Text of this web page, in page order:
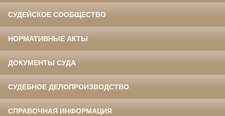
СУДЕЙСКОЕ СООБЩЕСТВО
НОРМАТИВНЫЕ АКТЫ
ДОКУМЕНТЫ СУДА
СУДЕБНОЕ ДЕЛОПРОИЗВОДСТВО
СПРАВОЧНАЯ ИНФОРМАЦИЯ